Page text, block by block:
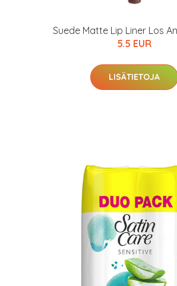
Suede Matte Lip Liner Los
5.5 EUR
LISÄTIETOJA